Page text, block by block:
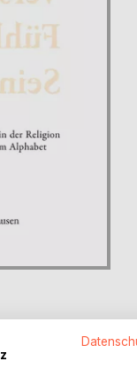
AUTOR/IN